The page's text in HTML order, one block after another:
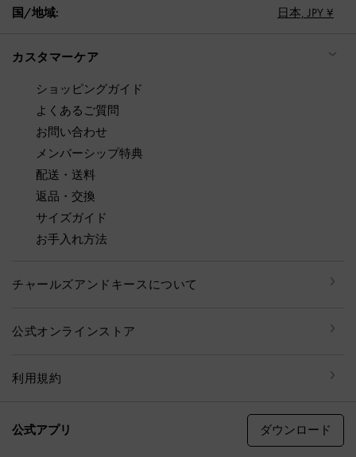
国/地域: 日本, JPY ¥
カスタマーケア
ショッピングガイド
よくあるご質問
お問い合わせ
メンバーシップ特典
配送・送料
返品・交換
サイズガイド
お手入れ方法
チャールズアンドキースについて
公式オンラインストア
利用規約
公式アプリ ダウンロード